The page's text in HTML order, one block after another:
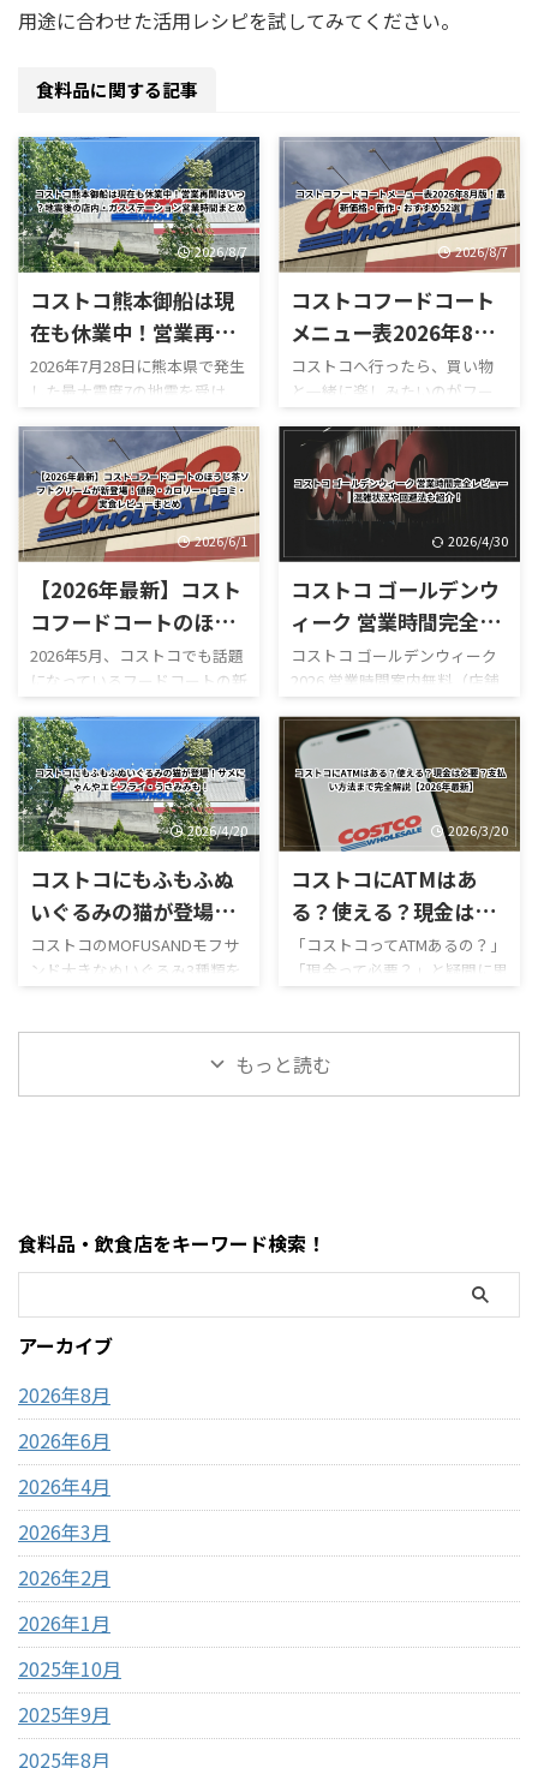
用途に合わせた活用レシピを試してみてください。
食料品に関する記事
2026/8/7
コストコ熊本御船は現
在も休業中！営業再開
はいつ？地震後の店
内・ガスステーション
営業時間まとめ
2026年7月28日に熊本県で発生
した最大震度7の地震を受け、
コストコ熊本御船倉庫店は現
在も臨時休業しています。
「今日コストコ熊本はやって
る？」 「営業再開はいつ？」
「店内はどうなっている？」
「ガソリンだけ入れられ
る？」 「フードコートは使え
る？」 と気になっている人も
多いのではないでしょうか。
点では熊本御船倉庫店の売り
場は営業再開しておらず、再開
日も正式発表されていませ
ん。 一方で、併設するガスス
テーションは7月29日から営業
を再開しており、午前9時～午
後8時で営業し ...
2026/8/7
コストコフードコート
メニュー表2026年8月
版！最新価格・新作・
おすすめ52選
コストコへ行ったら、買い物
と一緒に楽しみたいのがフー
ドコートです。 180円のホット
ドッグをはじめ、巨大なピザ
やプルコギベイク、ソフトクリ
ーム、季節限定スムージーな
ど、コストコならではのボリュ
ーム満点メニューが並んでいま
す。 しかも2026年は新作がか
なり豊富。 現在は、 サーモン
ポキロール ボロネーゼポテト
セージカルッツォーネ クロワ
ッサンハム＆チーズ ほうじ茶
ソフトクリーム カンタロープ
メロンスムージー など、以前
にはなかったメニューも登場
しています。2026年8月3日に
2026/6/1
【2026年最新】コスト
コフードコートのほう
じ茶ソフトクリームが
新登場！値段・カロリ
ー・口コミ・実食レビ
ューまとめ
2026年5月、コストコでも話題
になっているフードコートの新
作スイーツ「ほうじ茶ソフト
クリーム」が登場しました！
ほうじ茶好きにはたまらない
和スイーツで、販売開始直後か
らSNSでも話題になっていま
す。 今回は実際に食べた感想
をもとに、 値段 カロリー予想
味の特徴 ミックスとの違い 口
コミ評判 おすすめ度 まで徹底
ている方はぜひ参考にしてく
ださい。 写真付きのレビュー
ださい。
https://hubmedia.co.jp/costc
2026/4/30
コストコ ゴールデンウ
ィーク 営業時間完全レ
ビュー｜混雑状況や回
避法も紹介！
コストコ ゴールデンウィーク
2026 営業時間案内無料（店舗
利用時）／デリバリーは別途
送料ありGW2026-COSTCO-01
GWゴールデンウィーク期間中
のコストコ営業時間と混雑状
況について詳しくはこちら GW
ゴールデンウィーク期間中の
お買い得コストコ割引セール
商品一覧はこちら GWゴールデ
ンウィーク期間中のコストコ
がゴールデンウィークにコス
トコを訪れるのは毎年の楽し
営業時間変更や混雑状況には
いつも気を遣います。特に
2026/4/20
コストコにもふもふぬ
いぐるみの猫が登場！
サメにゃんやエビフラ
イ・うさみみも！
コストコのMOFUSANDモフサ
ンド大きなぬいぐるみ3種類を
徹底解説｜値段・種類・口コ
コのMOFUSANDモフサンド大
きなぬいぐるみ3種類を徹底解
大きなぬいぐるみ。この記事
では、コストコで販売されて
種類、価格、魅力、どんな人
におすすめなのかを、表やリ
く整理しました。購入前 ...
2026/3/20
コストコにATMはあ
る？使える？現金は必
要？支払い方法まで完
全解説【2026年最新】
「コストコってATMあるの？」
「現金って必要？」と疑問に思
ったことはありませんか？ 結
舗で、ATMの設置状況や使い方
も一般のスーパーとは少し違
結論・コストコ店舗内にATMが
ある場合もあるが「必ずある
わけではない」・基本はキャ
ッシュレス（クレジットカー
もっと読む
食料品・飲食店をキーワード検索！
アーカイブ
2026年8月
2026年6月
2026年4月
2026年3月
2026年2月
2026年1月
2025年10月
2025年9月
2025年8月